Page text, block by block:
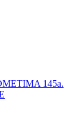
145a.